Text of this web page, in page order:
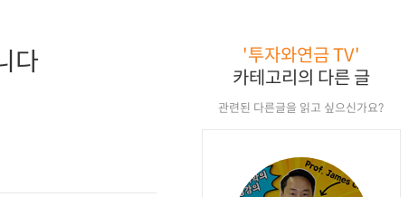
다
'투자와연금 TV'
카테고리의 다른 글
관련된 다른글을 읽고 싶으신가요?